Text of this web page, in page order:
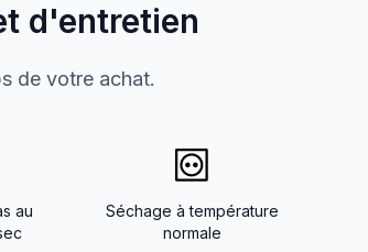
d'entretien
de votre achat.
au
Séchage à température
normale